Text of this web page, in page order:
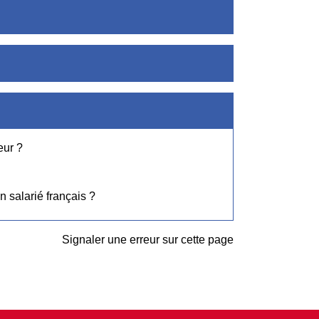
?
salarié français ?
Signaler une erreur sur cette page